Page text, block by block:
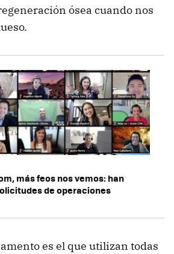
ósea cuando nos
más feos nos vemos: han
de operaciones
es el que utilizan todas